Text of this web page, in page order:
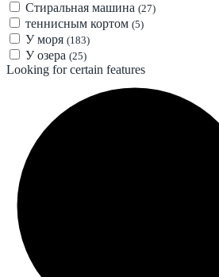
Стиральная машина (27)
теннисным кортом (5)
У моря (183)
У озера (25)
Looking for certain features